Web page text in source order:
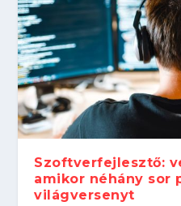
Kitalálod, mire
gépeket?
Nem sikerült az
Tanulj szakmát!
Szoftverfejlesztő:
amikor néhány sor
világversenyt...
Digitális detox –
telefon nélkül?
Szoftverfejlesztő:
amikor néhány sor
világversenyt